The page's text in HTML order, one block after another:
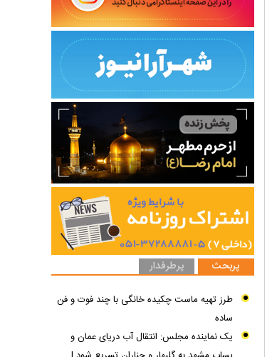
پربحث پرطرفدار
طرز تهیه ماست چکیده خانگی با چند فوت و فن
ساده
یک نماینده مجلس: انتقال آب دریای عمان و